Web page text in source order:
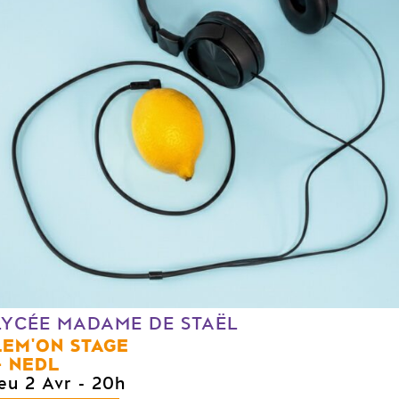
MADAME DE STAËL
STAGE
NEDL
2 Avr - 20h